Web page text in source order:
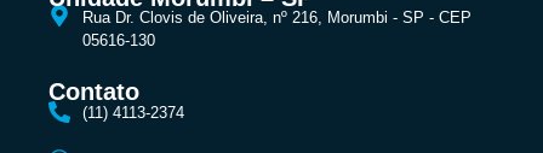
Rua Dr. Clovis de Oliveira, nº 216, Morumbi - SP - CEP
05616-130
Contato
(11) 4113-2374